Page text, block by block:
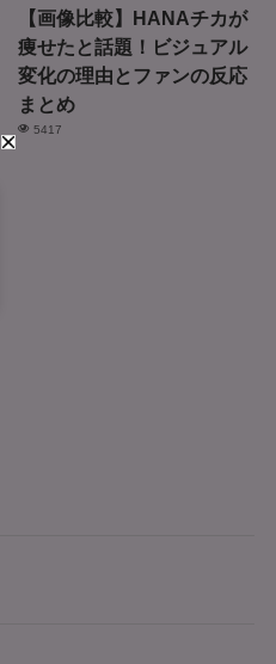
【画像比較】HANAチカが
痩せたと話題！ビジュアル
変化の理由とファンの反応
まとめ
5417